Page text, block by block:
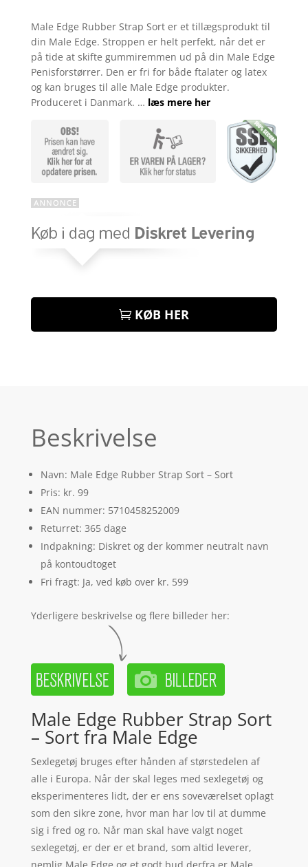
ud af 5
baseret
på
kundebedø
mmelser
Male Edge Rubber Strap Sort er et tillægsprodukt til
din Male Edge. Stroppen er helt perfekt, når det er
på tide at skifte gummiremmen ud på din Male Edge
Penisforstørrer. Den er fri for både ftalater og latex
og kan bruges til alle Male Edge produkter.
Produceret i Danmark. … læs mere her
KØB HER
Beskrivelse
Navn: Male Edge Rubber Strap Sort – Sort
Pris: kr. 99
EAN nummer: 5710458252009
Returret: 365 dage
Indpakning: Diskret og der kommer neutralt navn
på kontoudtoget
Fri fragt: Ja, ved køb over kr. 599
Yderligere beskrivelse og flere billeder her:
Male Edge Rubber Strap Sort
– Sort fra Male Edge
Sexlegetøj bruges efter hånden af størstedelen af
alle i Europa. Når der skal leges med sexlegetøj og
eksperimenteres lidt, der er ens soveværelset oplagt
som den sikre zone, hvor man har lov til at dumme
sig i fred og ro. Når man skal have valgt noget
sexlegetøj, er der er et brand, som altid leverer,